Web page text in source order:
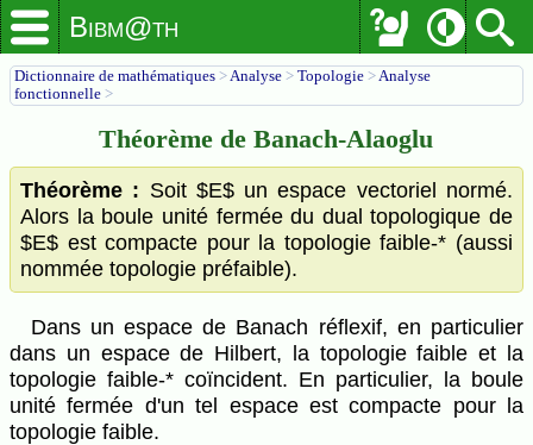
Bibm@th
Dictionnaire de mathématiques >Analyse > Topologie >Analyse
fonctionnelle >
Théorème de Banach-Alaoglu
Théorème : Soit $E$ un espace vectoriel normé.
Alors la boule unité fermée du dual topologique de
$E$ est compacte pour la topologie faible-* (aussi
nommée topologie préfaible).
Dans un espace de Banach réflexif, en particulier
dans un espace de Hilbert, la topologie faible et la
topologie faible-* coïncident. En particulier, la boule
unité fermée d'un tel espace est compacte pour la
topologie faible.